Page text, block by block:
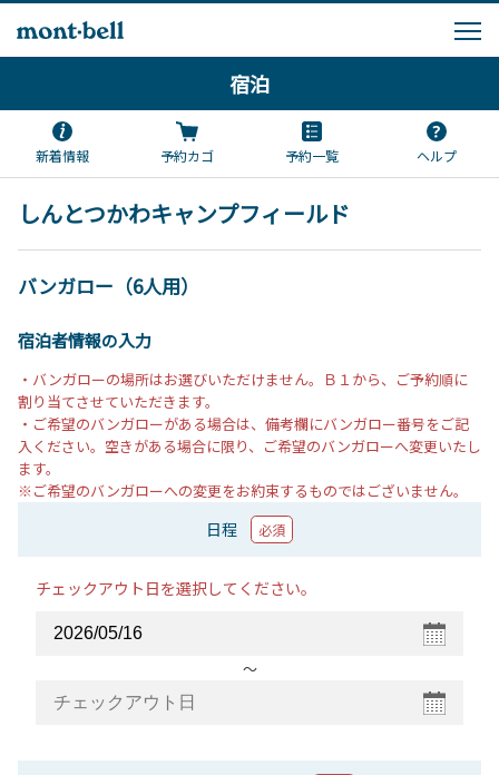
宿泊
新着情報 予約カゴ 予約一覧 ヘルプ
しんとつかわキャンプフィールド
バンガロー（6人用）
宿泊者情報の入力
・バンガローの場所はお選びいただけません。Ｂ１から、ご予約順に
割り当てさせていただきます。
・ご希望のバンガローがある場合は、備考欄にバンガロー番号をご記
入ください。空きがある場合に限り、ご希望のバンガローへ変更いたし
ます。
※ご希望のバンガローへの変更をお約束するものではございません。
日程 必須
チェックアウト日を選択してください。
〜